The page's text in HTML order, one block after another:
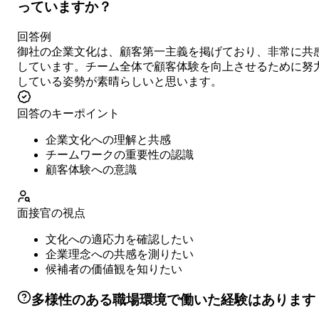
っていますか？
回答例
御社の企業文化は、顧客第一主義を掲げており、非常に共
しています。チーム全体で顧客体験を向上させるために努
している姿勢が素晴らしいと思います。
回答のキーポイント
企業文化への理解と共感
チームワークの重要性の認識
顧客体験への意識
面接官の視点
文化への適応力を確認したい
企業理念への共感を測りたい
候補者の価値観を知りたい
多様性のある職場環境で働いた経験はあります